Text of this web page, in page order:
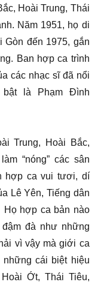
Hoài Trung, Thái
Năm 1951, họ di
Gòn đến 1975, gắn
Ban hợp ca trình
các nhạc sĩ đã nổi
là Phạm Đình
Trung, Hoài Bắc,
“nóng” các sân
hợp ca vui tươi, dí
Lê Yên, Tiếng dân
hợp ca bản nào
đà như những
vì vậy mà giới ca
những cái biệt hiệu
Ớt, Thái Tiêu,